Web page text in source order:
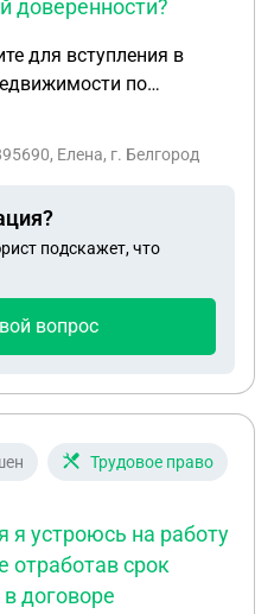
доверенности?
для вступления в
по
для
,) можно ли
( не будет ли в
приносишь текст все в
Елена, г. Белгород
подскажет, что
вопрос
Трудовое право
я устроюсь на работу
отработав срок
договоре